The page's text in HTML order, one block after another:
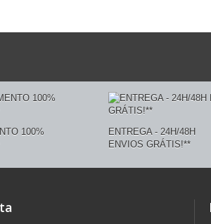
100%
ENTREGA - 24H/48H
ENVIOS GRÁTIS!**